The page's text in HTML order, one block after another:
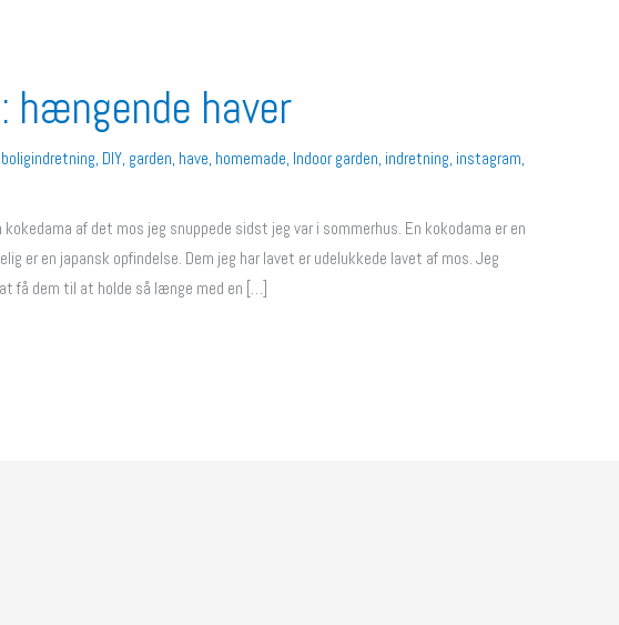
hængende haver
boligindretning, DIY, garden, have, homemade, Indoor garden, indretning, instagram,
af det mos jeg snuppede sidst jeg var i sommerhus. En kokodama er en
er en japansk opfindelse. Dem jeg har lavet er udelukkede lavet af mos. Jeg
få dem til at holde så længe med en […]